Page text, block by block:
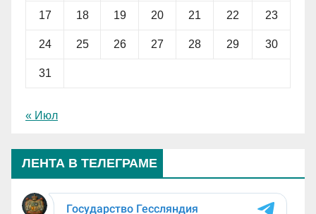
17 18 19 20 21 22 23
24 25 26 27 28 29 30
31
« Июл
ЛЕНТА В ТЕЛЕГРАМЕ